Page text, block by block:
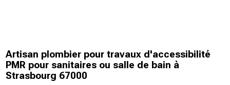
Artisan plombier pour travaux d'accessibilité
PMR pour sanitaires ou salle de bain à
Strasbourg 67000